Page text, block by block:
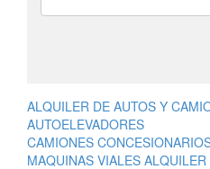
ALQUILER DE AUTOS Y
AUTOELEVADORES
CAMIONES
MAQUINAS VIALES ALQUILER